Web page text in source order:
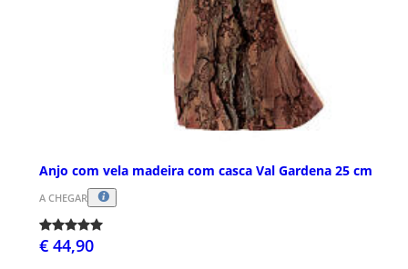
Anjo com vela madeira com casca Val Gardena 25 cm
A CHEGAR
€ 44,90